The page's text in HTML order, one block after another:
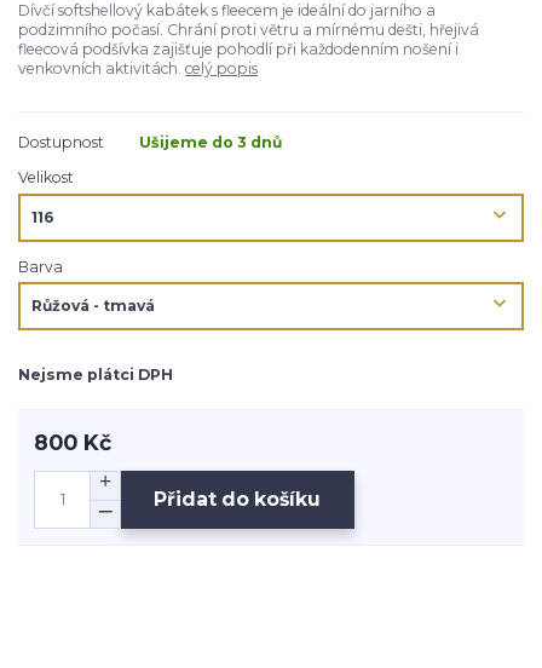
Dívčí softshellový kabátek s fleecem je ideální do jarního a
podzimního počasí. Chrání proti větru a mírnému dešti, hřejivá
fleecová podšívka zajišťuje pohodlí při každodenním nošení i
venkovních aktivitách. celý popis
Dostupnost
Ušijeme do 3 dnů
Velikost
Barva
Nejsme plátci DPH
800 Kč
Přidat do košíku